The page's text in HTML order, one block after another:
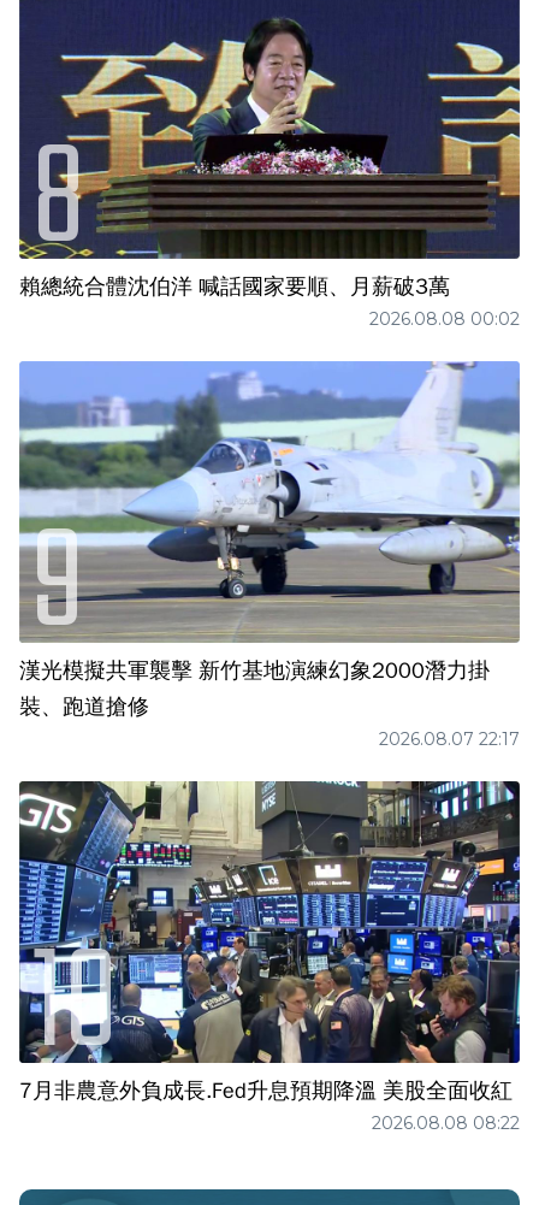
賴總統合體沈伯洋 喊話國家要順、月薪破3萬
2026.08.08 00:02
漢光模擬共軍襲擊 新竹基地演練幻象2000潛力掛
裝、跑道搶修
2026.08.07 22:17
7月非農意外負成長.Fed升息預期降溫 美股全面收紅
2026.08.08 08:22